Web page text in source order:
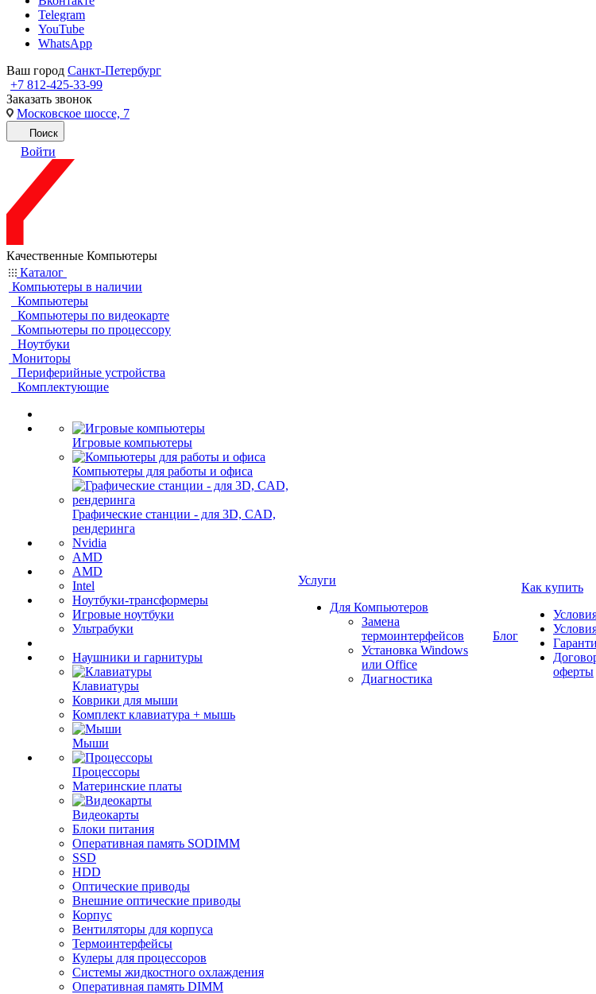
Telegram
YouTube
WhatsApp
Ваш город Санкт-Петербург
+7 812-425-33-99
Заказать звонок
Московское шоссе, 7
Поиск
Войти
Качественные Компьютеры
Каталог
Компьютеры в наличии
Компьютеры
Компьютеры по видеокарте
Компьютеры по процессору
Ноутбуки
Мониторы
Периферийные устройства
Комплектующие
Игровые компьютеры
Компьютеры для работы и офиса
Графические станции - для 3D, CAD,
рендеринга
Nvidia
AMD
AMD
Intel
Ноутбуки-трансформеры
Игровые ноутбуки
Ультрабуки
Наушники и гарнитуры
Клавиатуры
Коврики для мыши
Комплект клавиатура + мышь
Мыши
Процессоры
Материнские платы
Видеокарты
Блоки питания
Оперативная память SODIMM
SSD
HDD
Оптические приводы
Внешние оптические приводы
Корпус
Вентиляторы для корпуса
Термоинтерфейсы
Кулеры для процессоров
Системы жидкостного охлаждения
Оперативная память DIMM
Услуги
Для Компьютеров
Замена
термоинтерфейсов
Установка Windows
или Office
Диагностика
Блог
Как купить
оферты